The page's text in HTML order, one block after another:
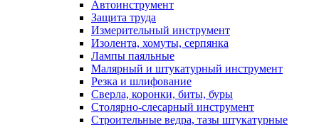
Автоинструмент
Защита труда
Измерительный инструмент
Изолента, хомуты, серпянка
Лампы паяльные
Малярный и штукатурный инструмент
Резка и шлифование
Сверла, коронки, биты, буры
Столярно-слесарный инструмент
Строительные ведра, тазы штукатурные